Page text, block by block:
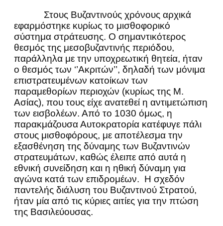
Στους Βυζαντινούς χρόνους αρχικά
εφαρμόστηκε κυρίως το μισθοφορικό
σύστημα στράτευσης. Ο σημαντικότερος
θεσμός της μεσοβυζαντινής περιόδου,
παράλληλα με την υποχρεωτική θητεία, ήταν
ο θεσμός των ‘’Ακριτών’’, δηλαδή των μόνιμα
επιστρατευμένων κατοίκων των
παραμεθορίων περιοχών (κυρίως της Μ.
Ασίας), που τους είχε ανατεθεί η αντιμετώπιση
των εισβολέων. Από το 1030 όμως, η
παρακμάζουσα Αυτοκρατορία κατέφυγε πάλι
στους μισθοφόρους, με αποτέλεσμα την
εξασθένηση της δύναμης των Βυζαντινών
στρατευμάτων, καθώς έλειπε από αυτά η
εθνική συνείδηση και η ηθική δύναμη για
αγώνα κατά των επιδρομέων. Η σχεδόν
παντελής διάλυση του Βυζαντινού Στρατού,
ήταν μία από τις κύριες αιτίες για την πτώση
της Βασιλεύουσας.